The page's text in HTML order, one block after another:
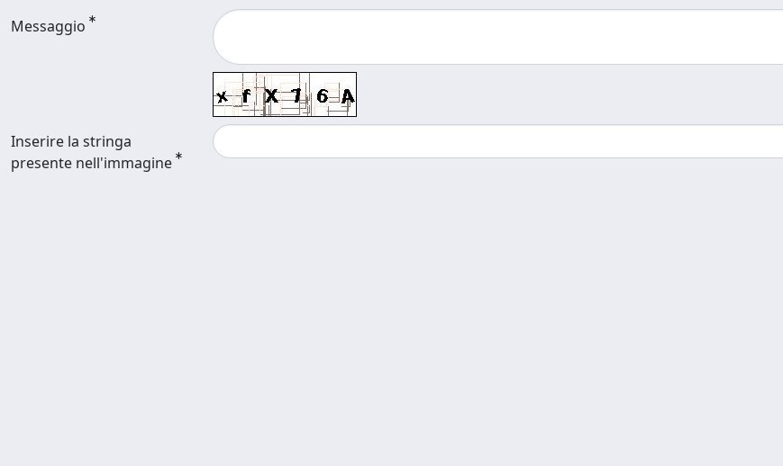
Messaggio
Inserire la stringa
presente nell'immagine